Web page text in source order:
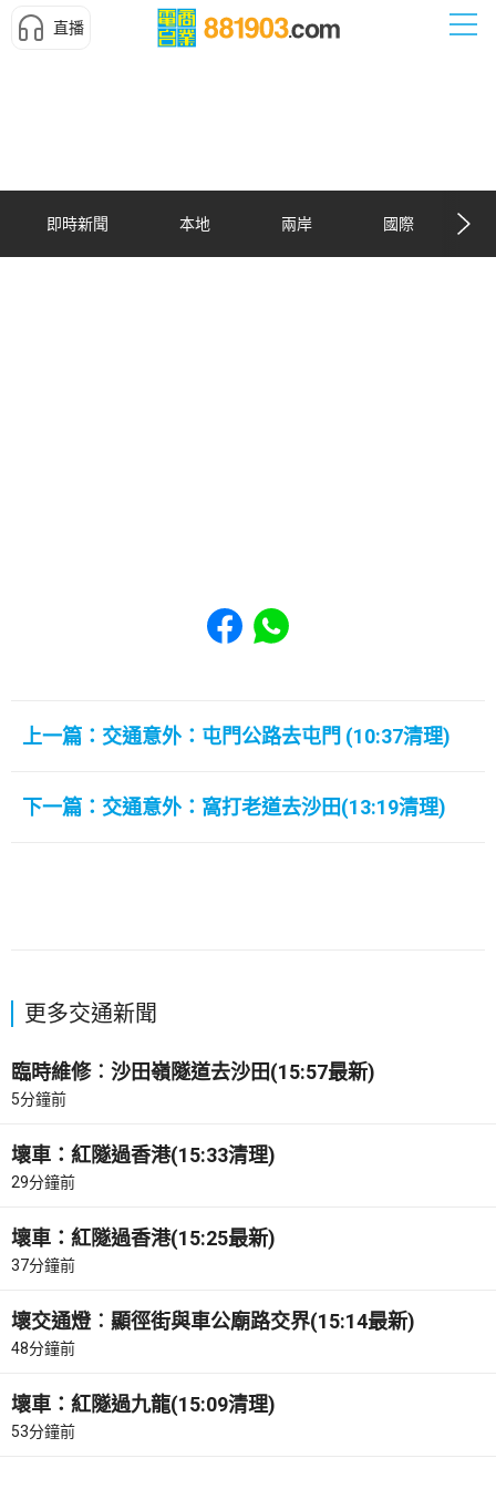
直播
即時新聞 本地 兩岸 國際
Share to Facebook
Share to WhatsApp
上一篇：交通意外：屯門公路去屯門 (10:37清理)
下一篇：交通意外：窩打老道去沙田(13:19清理)
更多交通新聞
臨時維修︰沙田嶺隧道去沙田(15:57最新)
5分鐘前
壞車：紅隧過香港(15:33清理)
29分鐘前
壞車：紅隧過香港(15:25最新)
37分鐘前
壞交通燈︰顯徑街與車公廟路交界(15:14最新)
48分鐘前
壞車：紅隧過九龍(15:09清理)
53分鐘前